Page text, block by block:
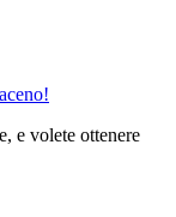
e volete ottenere